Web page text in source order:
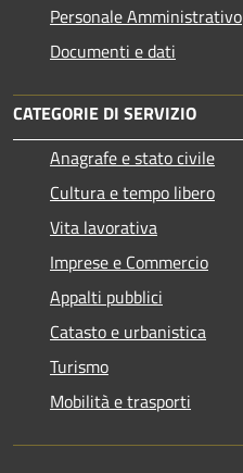
Personale Amministrativo
Documenti e dati
CATEGORIE DI SERVIZIO
Anagrafe e stato civile
Cultura e tempo libero
Vita lavorativa
Imprese e Commercio
Appalti pubblici
Catasto e urbanistica
Turismo
Mobilità e trasporti